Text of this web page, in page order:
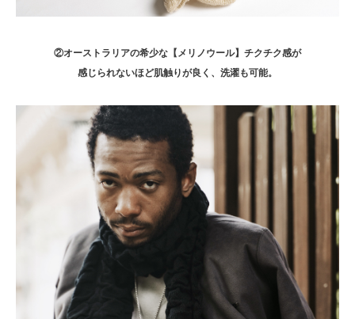
②オーストラリアの希少な【メリノウール】チクチク感が
感じられないほど肌触りが良く、洗濯も可能。